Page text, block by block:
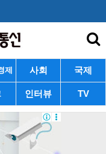
제 사회 국제
인터뷰 TV